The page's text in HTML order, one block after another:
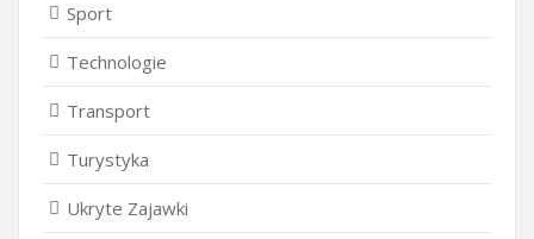
Sport
Technologie
Transport
Turystyka
Ukryte Zajawki